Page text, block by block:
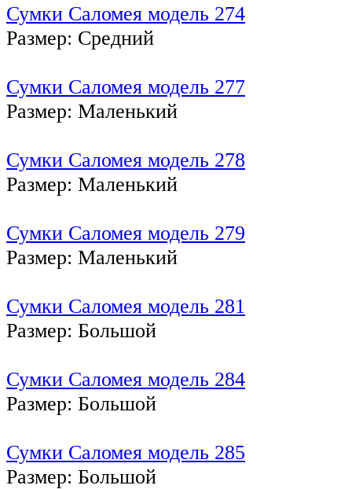
Сумки Саломея модель 274
Размер: Средний
Сумки Саломея модель 277
Размер: Маленький
Сумки Саломея модель 278
Размер: Маленький
Сумки Саломея модель 279
Размер: Маленький
Сумки Саломея модель 281
Размер: Большой
Сумки Саломея модель 284
Размер: Большой
Сумки Саломея модель 285
Размер: Большой